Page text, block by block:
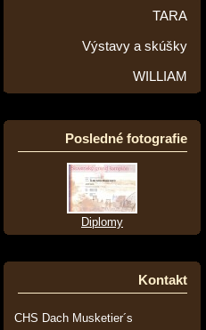
TARA
Výstavy a skúšky
WILLIAM
Posledné fotografie
Diplomy
Kontakt
CHS Dach Musketier´s